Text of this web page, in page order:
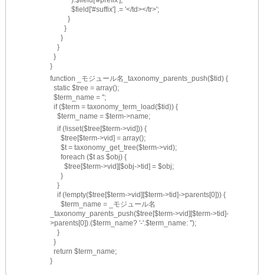
            $field['#suffix'] .= '</td></tr>';
          }
        }
      }
    }
  }
}
function _モジュール名_taxonomy_parents_push($tid) {
  static $tree = array();
  $term_name = '';
  if ($term = taxonomy_term_load($tid)) {
    $term_name = $term->name;
    if (!isset($tree[$term->vid])) {
      $tree[$term->vid] = array();
      $t = taxonomy_get_tree($term->vid);
      foreach ($t as $obj) {
        $tree[$term->vid][$obj->tid] = $obj;
      }
    }
    if (!empty($tree[$term->vid][$term->tid]->parents[0])) {
_taxonomy_parents_push($tree[$term->vid][$term->tid]-
>parents[0]).($term_name? '-'.$term_name: '');
    }
  }
  return $term_name;
}